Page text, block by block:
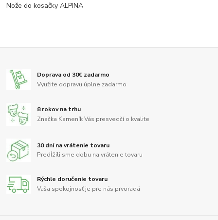
Nože do kosačky ALPINA
Doprava od 30€ zadarmo
Využite dopravu úplne zadarmo
8 rokov na trhu
Značka Kameník Vás presvedčí o kvalite
30 dní na vrátenie tovaru
Predĺžili sme dobu na vrátenie tovaru
Rýchle doručenie tovaru
Vaša spokojnosť je pre nás prvoradá